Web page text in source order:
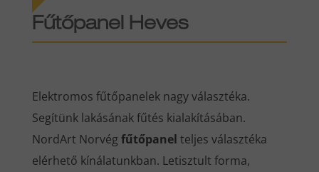
Fűtőpanel Heves
Elektromos fűtőpanelek nagy választéka.
Segítünk lakásának fűtés kialakításában.
NordArt Norvég fűtőpanel teljes választéka
elérhető kínálatunkban. Letisztult forma,